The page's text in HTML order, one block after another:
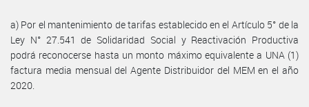
a) Por el mantenimiento de tarifas establecido en el Artículo 5° de la
Ley N° 27.541 de Solidaridad Social y Reactivación Productiva
podrá reconocerse hasta un monto máximo equivalente a UNA (1)
factura media mensual del Agente Distribuidor del MEM en el año
2020.